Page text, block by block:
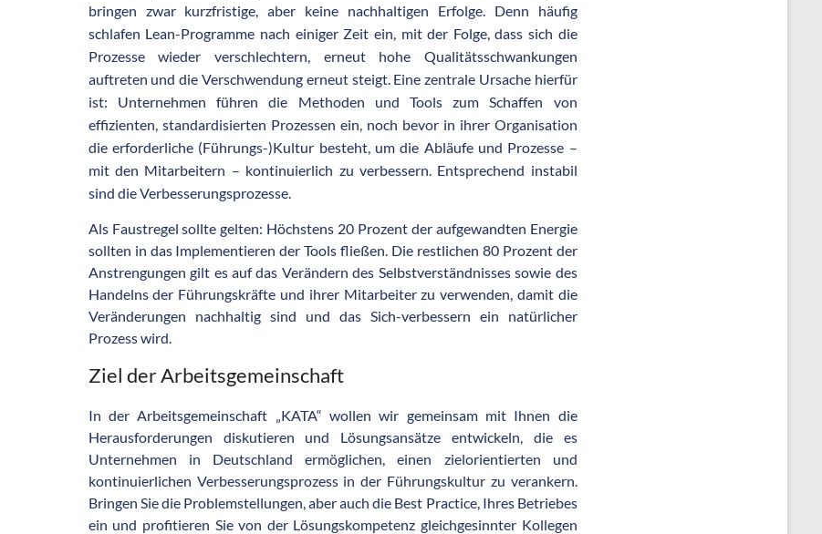
bringen zwar kurzfristige, aber keine nachhaltigen Erfolge. Denn häufig
schlafen Lean-Programme nach einiger Zeit ein, mit der Folge, dass sich die
Prozesse wieder verschlechtern, erneut hohe Qualitätsschwankungen
auftreten und die Verschwendung erneut steigt. Eine zentrale Ursache hierfür
ist: Unternehmen führen die Methoden und Tools zum Schaffen von
effizienten, standardisierten Prozessen ein, noch bevor in ihrer Organisation
die erforderliche (Führungs-)Kultur besteht, um die Abläufe und Prozesse –
mit den Mitarbeitern – kontinuierlich zu verbessern. Entsprechend instabil
sind die Verbesserungsprozesse.
Als Faustregel sollte gelten: Höchstens 20 Prozent der aufgewandten Energie
sollten in das Implementieren der Tools fließen. Die restlichen 80 Prozent der
Anstrengungen gilt es auf das Verändern des Selbstverständnisses sowie des
Handelns der Führungskräfte und ihrer Mitarbeiter zu verwenden, damit die
Veränderungen nachhaltig sind und das Sich-verbessern ein natürlicher
Prozess wird.
Ziel der Arbeitsgemeinschaft
In der Arbeitsgemeinschaft „KATA“ wollen wir gemeinsam mit Ihnen die
Herausforderungen diskutieren und Lösungsansätze entwickeln, die es
Unternehmen in Deutschland ermöglichen, einen zielorientierten und
kontinuierlichen Verbesserungsprozess in der Führungskultur zu verankern.
Bringen Sie die Problemstellungen, aber auch die Best Practice, Ihres Betriebes
ein und profitieren Sie von der Lösungskompetenz gleichgesinnter Kollegen